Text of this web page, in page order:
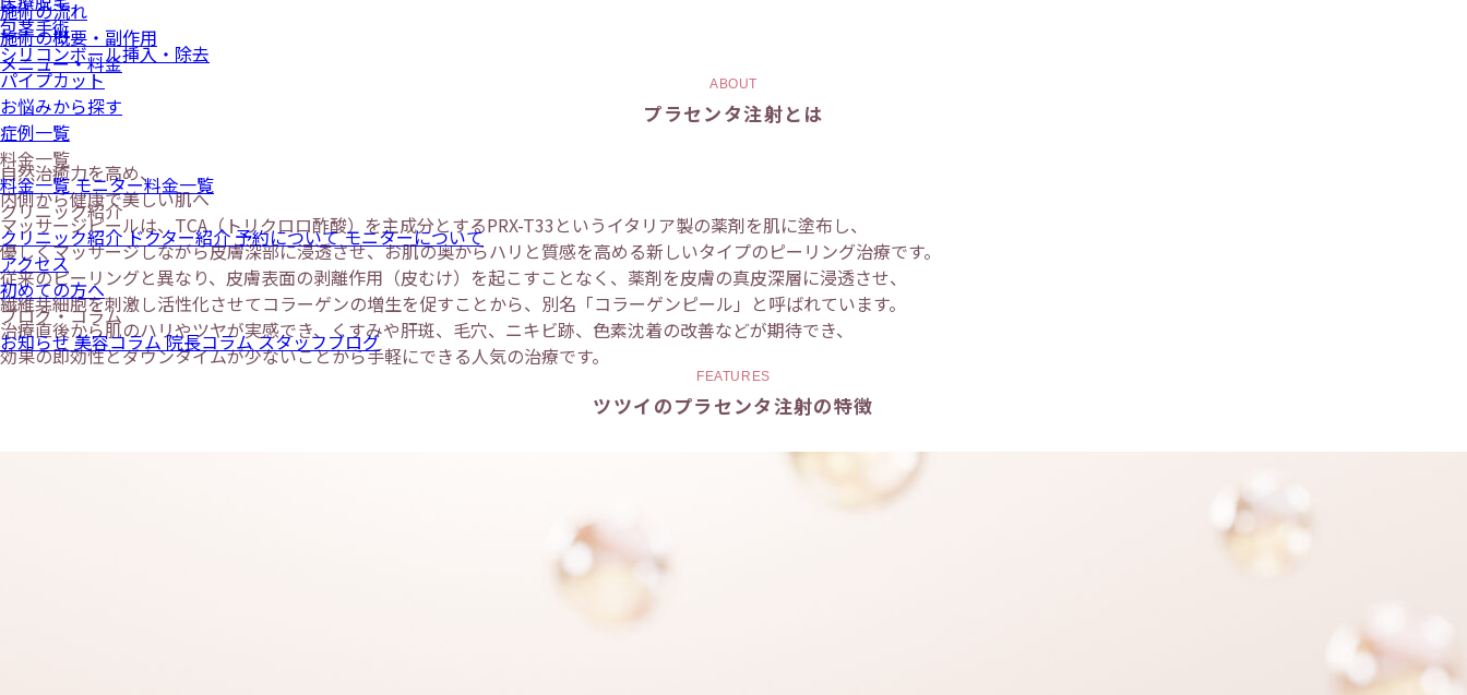
包茎手術
シリコンボール挿入・除去
パイプカット
お悩みから探す
症例一覧
料金一覧
料金一覧モニター料金一覧
クリニック紹介
クリニック紹介ドクター紹介予約についてモニターについて
アクセス
初めての方へ
ブログ・コラム
お知らせ美容コラム院長コラムスタッフブログ
施術の流れ
施術の概要・副作用
メニュー・料金
ABOUT
プラセンタ注射とは
自然治癒力を高め、
内側から健康で美しい肌へ
マッサージピールは、TCA（トリクロロ酢酸）を主成分とするPRX-T33というイタリア製の薬剤を肌に塗布し、
優しくマッサージしながら皮膚深部に浸透させ、お肌の奥からハリと質感を高める新しいタイプのピーリング治療です。
従来のピーリングと異なり、皮膚表面の剥離作用（皮むけ）を起こすことなく、薬剤を皮膚の真皮深層に浸透させ、
繊維芽細胞を刺激し活性化させてコラーゲンの増生を促すことから、別名「コラーゲンピール」と呼ばれています。
治療直後から肌のハリやツヤが実感でき、くすみや肝斑、毛穴、ニキビ跡、色素沈着の改善などが期待でき、
効果の即効性とダウンタイムが少ないことから手軽にできる人気の治療です。
FEATURES
ツツイのプラセンタ注射の特徴